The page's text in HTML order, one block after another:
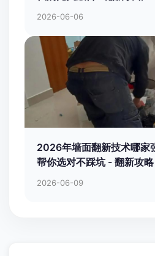
2026-06-06
2026年墙面翻新技术哪家
帮你选对不踩坑 - 翻新攻略
2026-06-09